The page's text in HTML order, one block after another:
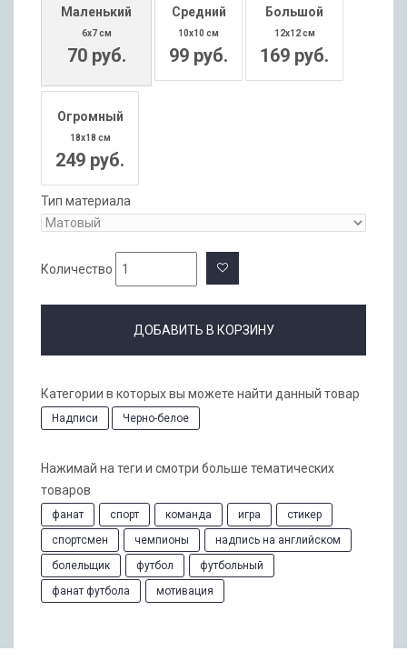
Маленький
6x7 см
70 руб.
Средний
10x10 см
99 руб.
Большой
12x12 см
169 руб.
Огромный
18x18 см
249 руб.
Тип материала
Количество
ДОБАВИТЬ В КОРЗИНУ
Категории в которых вы можете найти данный товар
Надписи Черно-белое
Нажимай на теги и смотри больше тематических
товаров
фанат спорт команда игра
стикер
спортсмен
чемпионы
надпись на английском
болельщик
футбол
футбольный
фанат футбола
мотивация